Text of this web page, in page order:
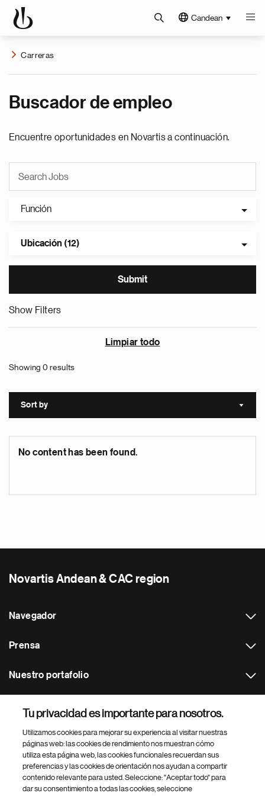
Candean
Carreras
Buscador de empleo
Encuentre oportunidades en Novartis a continuación.
Función
Ubicación (12)
Show Filters
Limpiar todo
Showing 0 results
Sort by Sort
No content has been found.
Novartis Andean & CAC region
Navegador
Prensa
Nuestro portafolio
Footer Site Search
Tu privacidad es importante para nosotros.
Utilizamos cookies para mejorar su experiencia al visitar nuestras
páginas web: las cookies de rendimiento nos muestran cómo
utiliza esta página web, las cookies funcionales recuerdan sus
preferencias y las cookies de orientación nos ayudan a compartir
contenido relevante para usted. Seleccione: "Aceptar todo" para
dar su consentimiento a todas las cookies, seleccione